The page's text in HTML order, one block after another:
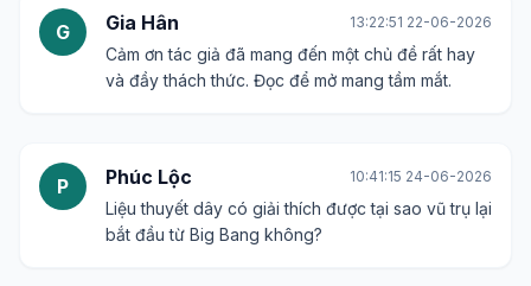
G Gia Hân 13:22:51 22-06-2026
Cảm ơn tác giả đã mang đến một chủ đề rất hay
và đầy thách thức. Đọc để mở mang tầm mắt.
P Phúc Lộc 10:41:15 24-06-2026
Liệu thuyết dây có giải thích được tại sao vũ trụ lại
bắt đầu từ Big Bang không?